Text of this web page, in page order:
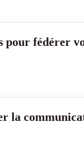
pour fédérer
la